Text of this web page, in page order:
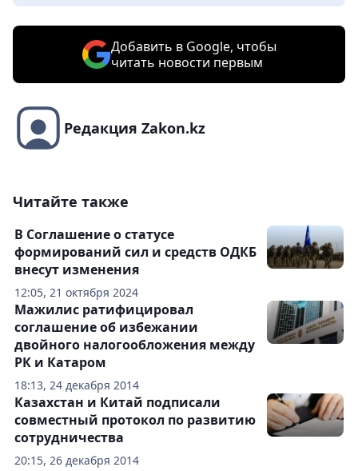
Добавить в Google, чтобы
читать новости первым
Редакция Zakon.kz
Читайте также
12:05, 21 октября 2024
В Соглашение о статусе
формирований сил и средств ОДКБ
внесут изменения
18:13, 24 декабря 2014
Мажилис ратифицировал
соглашение об избежании
двойного налогообложения между
РК и Катаром
20:15, 26 декабря 2014
Казахстан и Китай подписали
совместный протокол по развитию
сотрудничества